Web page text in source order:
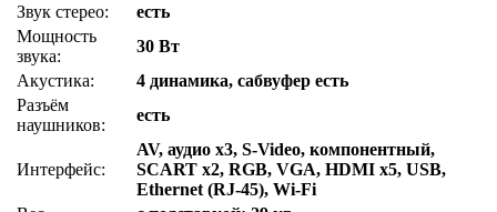
Звук стерео:
есть
Мощность
звука:
30 Вт
Акустика:
4 динамика, сабвуфер есть
Разъём
наушников:
есть
Интерфейс:
AV, аудио x3, S-Video, компонентный,
SCART x2, RGB, VGA, HDMI x5, USB,
Ethernet (RJ-45), Wi-Fi